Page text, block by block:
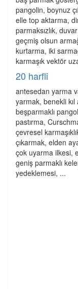
pangolin, boynuz
elle top aktarma,
parmaksızlık,
geçmiş olsun
kurtarma, iki
karmaşık vektör
20 harfli
antesedan yarma
yarmak, benekli kıl
beşparmaklı
pastırma,
çevresel
çıkarmak, elden
çok uyarma ilkesi,
geniş parmaklı
yedeklemesi, ...